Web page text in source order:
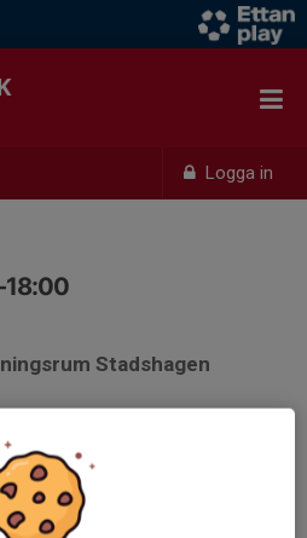
Logga in
18:00
Stadshagen